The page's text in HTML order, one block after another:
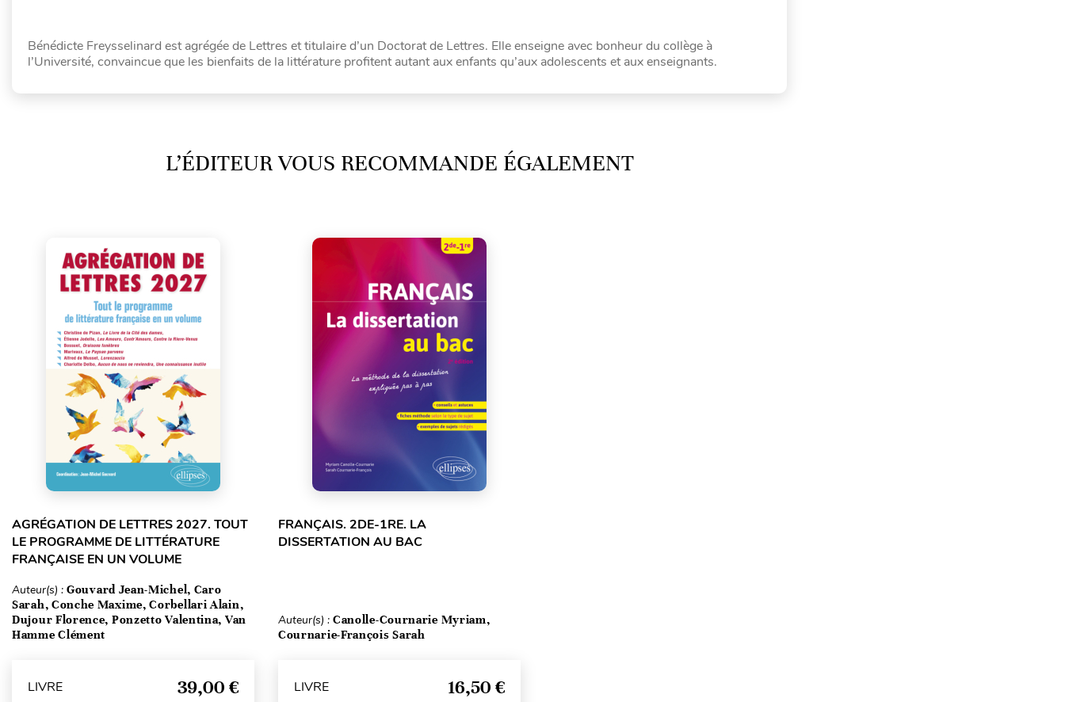
Bénédicte Freysselinard est agrégée de Lettres et titulaire d’un Doctorat de Lettres. Elle enseigne avec bonheur du collège à
l’Université, convaincue que les bienfaits de la littérature profitent autant aux enfants qu’aux adolescents et aux enseignants.
L’ÉDITEUR VOUS RECOMMANDE ÉGALEMENT
AGRÉGATION DE LETTRES 2027. TOUT
LE PROGRAMME DE LITTÉRATURE
FRANÇAISE EN UN VOLUME
Auteur(s) : Gouvard Jean-Michel, Caro
Sarah, Conche Maxime, Corbellari Alain,
Dujour Florence, Ponzetto Valentina, Van
Hamme Clément
LIVRE 39,00 €
FRANÇAIS. 2DE-1RE. LA
DISSERTATION AU BAC
Auteur(s) : Canolle-Cournarie Myriam,
Cournarie-François Sarah
LIVRE 16,50 €